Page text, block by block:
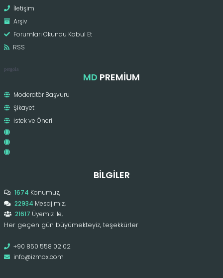
İletişim
Arşiv
Forumları Okundu Kabul Et
RSS
pergola
MD PREMIUM
Moderatör Başvuru
Şikayet
İstek ve Öneri
BILGILER
1674 Konumuz,
22934 Mesajımız,
21617 Üyemiz ile,
Her geçen gün büyümekteyiz, teşekkürler
+90 850 558 02 02
info@izmox.com